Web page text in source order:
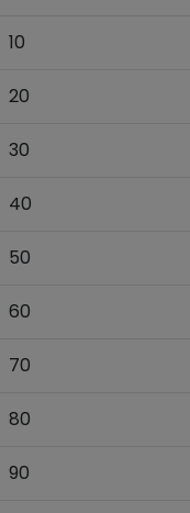
10
20
30
40
50
60
70
80
90